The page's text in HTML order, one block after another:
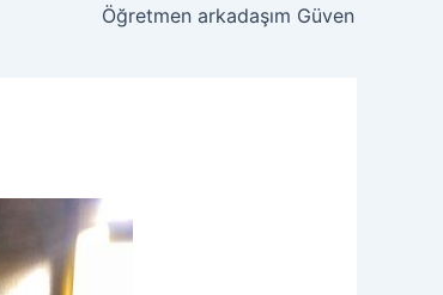
Öğretmen arkadaşım Güven